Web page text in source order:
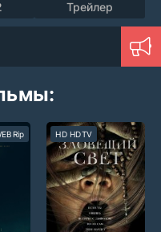
Трейлер
HD HDTV